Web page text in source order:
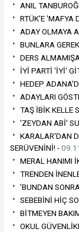
ANIL
RTÜK'E 'MAFYA
ADAY OLMAYA
BUNLARA
DERS
İYİ PARTİ 'İYİ'
HEDEP
ADAYLARI
TAŞ İBİK KELLE
'ZEYDAN ABİ'
KARALAR'DAN
SERÜVENİNİ! -
MERAL HANIMI
TRENDEN
'BUNDAN
SEBEBİNİ HİÇ
BİTMEYEN
OKUL